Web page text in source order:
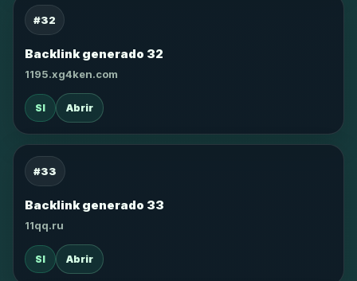
#32
Backlink generado 32
1195.xg4ken.com
SI Abrir
#33
Backlink generado 33
11qq.ru
SI Abrir